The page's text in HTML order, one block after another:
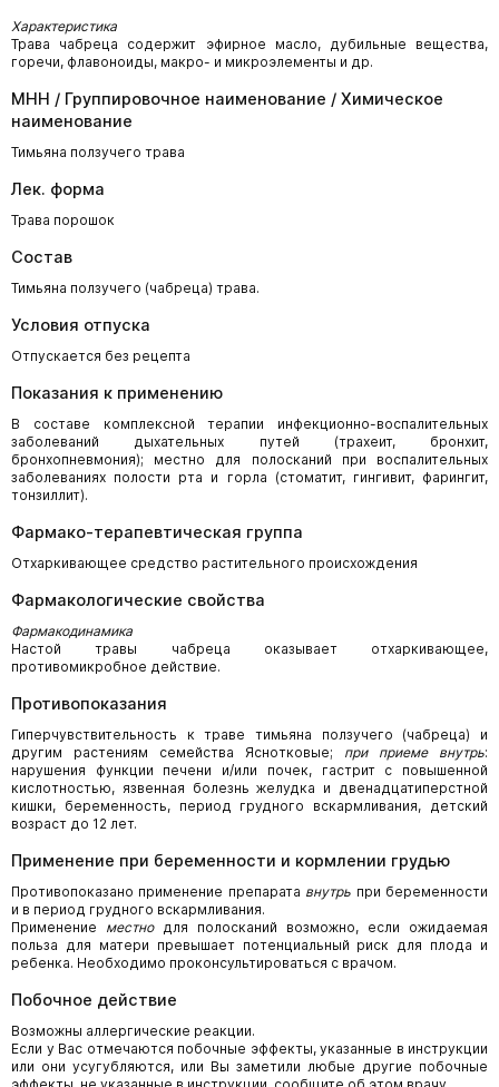
Характеристика
Трава чабреца содержит эфирное масло, дубильные вещества,
горечи, флавоноиды, макро- и микроэлементы и др.
МНН / Группировочное наименование / Химическое
наименование
Тимьяна ползучего трава
Лек. форма
Трава порошок
Состав
Тимьяна ползучего (чабреца) трава.
Условия отпуска
Отпускается без рецепта
Показания к применению
В составе комплексной терапии инфекционно-воспалительных
заболеваний дыхательных путей (трахеит, бронхит,
бронхопневмония); местно для полосканий при воспалительных
заболеваниях полости рта и горла (стоматит, гингивит, фарингит,
тонзиллит).
Фармако-терапевтическая группа
Отхаркивающее средство растительного происхождения
Фармакологические свойства
Фармакодинамика
Настой травы чабреца оказывает отхаркивающее,
противомикробное действие.
Противопоказания
Гиперчувствительность к траве тимьяна ползучего (чабреца) и
другим растениям семейства Яснотковые; при приеме внутрь:
нарушения функции печени и/или почек, гастрит с повышенной
кислотностью, язвенная болезнь желудка и двенадцатиперстной
кишки, беременность, период грудного вскармливания, детский
возраст до 12 лет.
Применение при беременности и кормлении грудью
Противопоказано применение препарата внутрь при беременности
и в период грудного вскармливания.
Применение местнодля полосканий возможно, если ожидаемая
польза для матери превышает потенциальный риск для плода и
ребенка. Необходимо проконсультироваться с врачом.
Побочное действие
Возможны аллергические реакции.
Если у Вас отмечаются побочные эффекты, указанные в инструкции
или они усугубляются, или Вы заметили любые другие побочные